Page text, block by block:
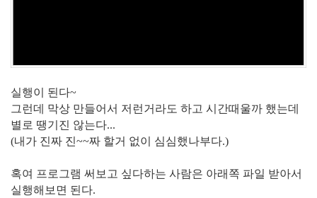
실행이 된다~
그런데 막상 만들어서 저런거라도 하고 시간때울까 했는데
별로 땡기진 않는다...
(내가 진짜 진~~짜 할거 없이 심심했나부다.)
혹여 프로그램 써보고 싶다하는 사람은 아래쪽 파일 받아서
실행해보면 된다.